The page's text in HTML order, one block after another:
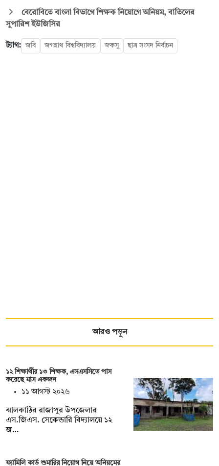
বেরোবিতে বাংলা বিভাগে শিক্ষক নিয়োগে অনিয়ম, বাতিলের
সুপারিশ ইউজিসির
ট্যাগ: জবি জগন্নাথ বিশ্ববিদ্যালয় জকসু ছাত্র সংসদ নির্বাচন
আরও পড়ুন
১২ শিক্ষার্থীর ১৩ শিক্ষক, এসএসসিতে পাস
করেছে মাত্র একজন
১১ আগস্ট ২০২৬
ঝালকাঠির রাজাপুর উপজেলার
এস.জিএস. সেকেন্ডারি বিদ্যালয়ে ১২
জ…
ফ্যামিলি কার্ড শুমারির নিয়োগ নিয়ে অনিয়মের